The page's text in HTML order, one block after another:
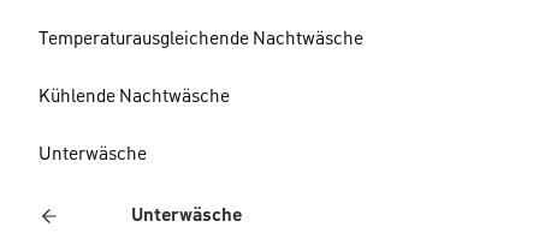
Temperaturausgleichende Nachtwäsche
Kühlende Nachtwäsche
Unterwäsche
Unterwäsche